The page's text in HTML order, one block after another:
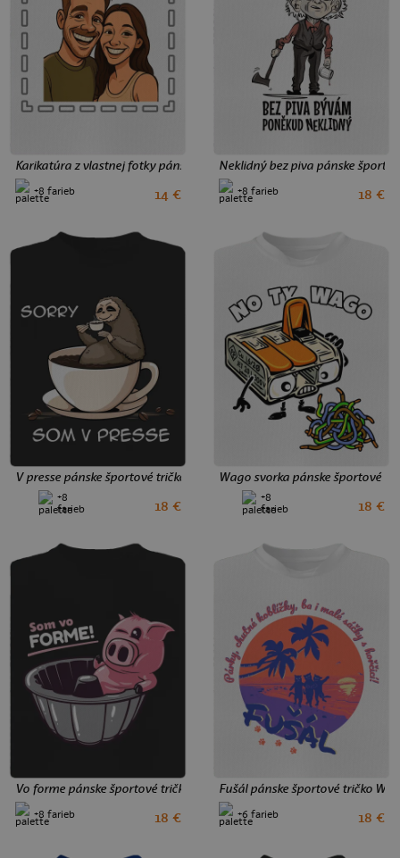
S
Karikatúra z vlastnej fotky pánske športové tričko White
+8 farieb 14 € S
Neklidný bez piva pánske
+8 farieb 18 €
S L
V presse pánske športové tričko Black
+8
farieb
18 € S
Wago svorka pánske športové
+8
farieb
18 €
S
Vo forme pánske športové tričko Black
+8 farieb 18 € S
Fušál pánske športové tričko
+6 farieb 18 €